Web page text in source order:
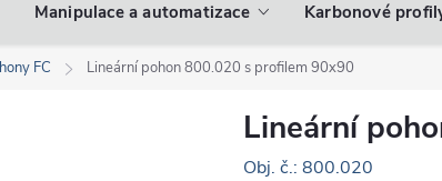
Manipulace a automatizace Karbonové
FC Lineární pohon 800.020 s profilem 90x90
Lineární
Obj. č.: 800.020